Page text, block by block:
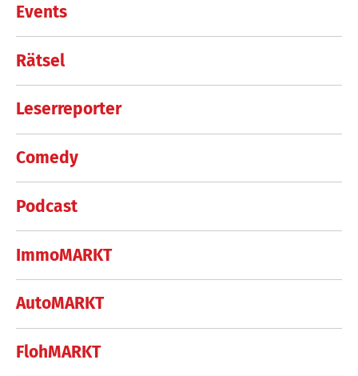
Events
Rätsel
Leserreporter
Comedy
Podcast
ImmoMARKT
AutoMARKT
FlohMARKT